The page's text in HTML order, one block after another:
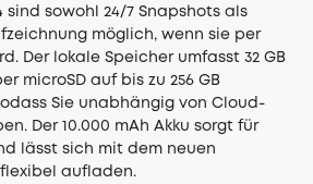
sind sowohl 24/7 Snapshots als
möglich, wenn sie per
Der lokale Speicher umfasst 32 GB
microSD auf bis zu 256 GB
Sie unabhängig von Cloud-
Der 10.000 mAh Akku sorgt für
lässt sich mit dem neuen
flexibel aufladen.